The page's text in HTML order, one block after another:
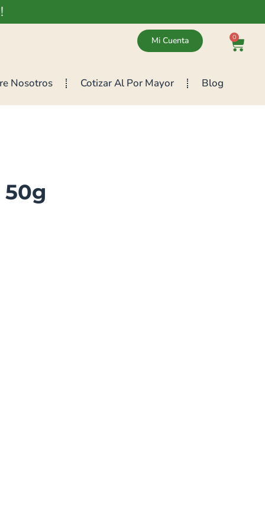
Mi Cuenta 0
Nosotros Cotizar Al Por Mayor Blog